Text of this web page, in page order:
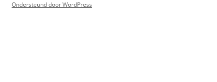
Ondersteund door WordPress